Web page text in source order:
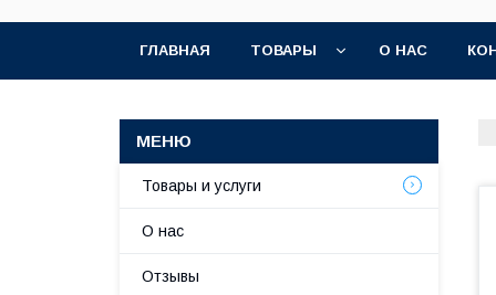
ГЛАВНАЯ ТОВАРЫ О НАС
Товары и услуги
О нас
Отзывы